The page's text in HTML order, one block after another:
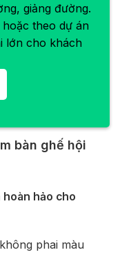
giảng đường.
theo dự án
lớn cho khách
bàn ghế hội
hảo cho
phai màu